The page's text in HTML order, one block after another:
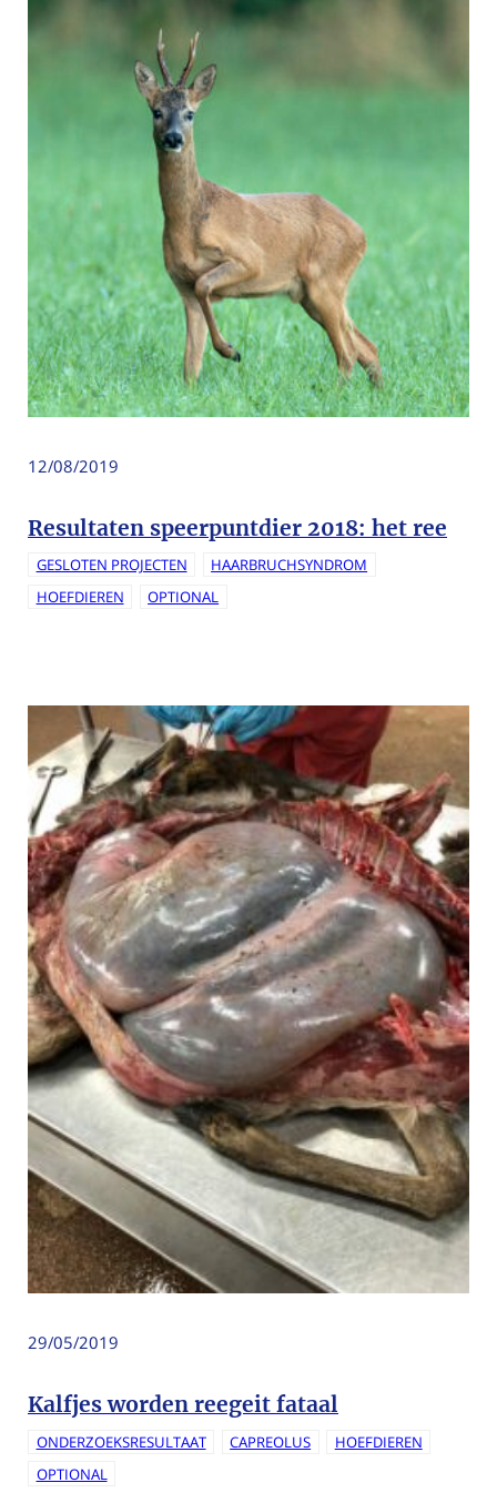
12/08/2019
Resultaten speerpuntdier 2018: het ree
GESLOTEN PROJECTEN
HAARBRUCHSYNDROM
HOEFDIEREN
OPTIONAL
29/05/2019
Kalfjes worden reegeit fataal
ONDERZOEKSRESULTAAT CAPREOLUS
HOEFDIEREN
OPTIONAL